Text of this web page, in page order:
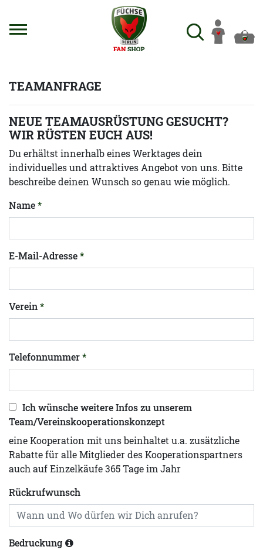
TEAMANFRAGE
NEUE TEAMAUSRÜSTUNG GESUCHT?
WIR RÜSTEN EUCH AUS!
Du erhältst innerhalb eines Werktages dein
individuelles und attraktives Angebot von uns. Bitte
beschreibe deinen Wunsch so genau wie möglich.
Name
E-Mail-Adresse
Verein
Telefonnummer
Ich wünsche weitere Infos zu unserem
Team/Vereinskooperationskonzept
eine Kooperation mit uns beinhaltet u.a. zusätzliche
Rabatte für alle Mitglieder des Kooperationspartners
auch auf Einzelkäufe 365 Tage im Jahr
Rückrufwunsch
Bedruckung